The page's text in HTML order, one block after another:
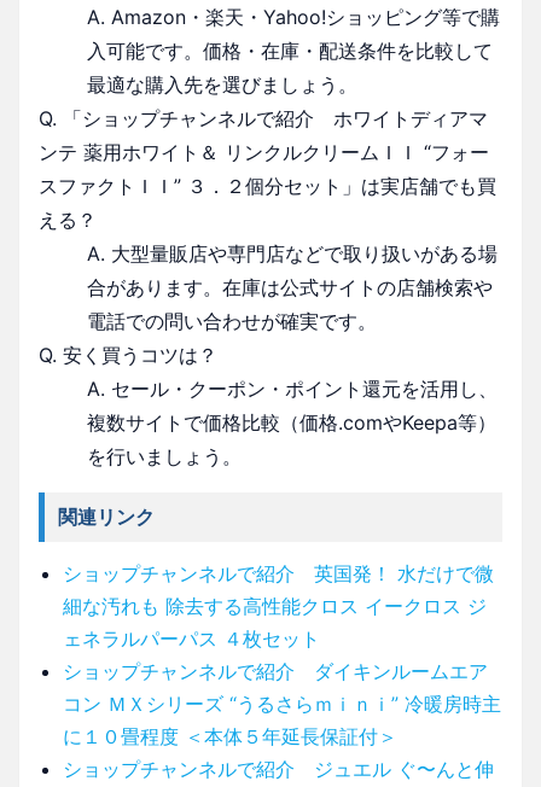
A. Amazon・楽天・Yahoo!ショッピング等で購
入可能です。価格・在庫・配送条件を比較して
最適な購入先を選びましょう。
Q. 「ショップチャンネルで紹介 ホワイトディアマ
ンテ 薬用ホワイト＆ リンクルクリームＩＩ “フォー
スファクトＩＩ” ３．２個分セット」は実店舗でも買
える？
A. 大型量販店や専門店などで取り扱いがある場
合があります。在庫は公式サイトの店舗検索や
電話での問い合わせが確実です。
Q. 安く買うコツは？
A. セール・クーポン・ポイント還元を活用し、
複数サイトで価格比較（価格.comやKeepa等）
を行いましょう。
関連リンク
ショップチャンネルで紹介 英国発！ 水だけで微
細な汚れも 除去する高性能クロス イークロス ジ
ェネラルパーパス ４枚セット
ショップチャンネルで紹介 ダイキンルームエア
コン ＭＸシリーズ “うるさらｍｉｎｉ” 冷暖房時主
に１０畳程度 ＜本体５年延長保証付＞
ショップチャンネルで紹介 ジュエル ぐ〜んと伸